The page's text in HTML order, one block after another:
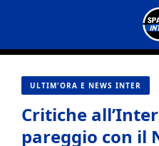
contenuto
ULTIM'ORA E NEWS INTER
Critiche
pareggio con il